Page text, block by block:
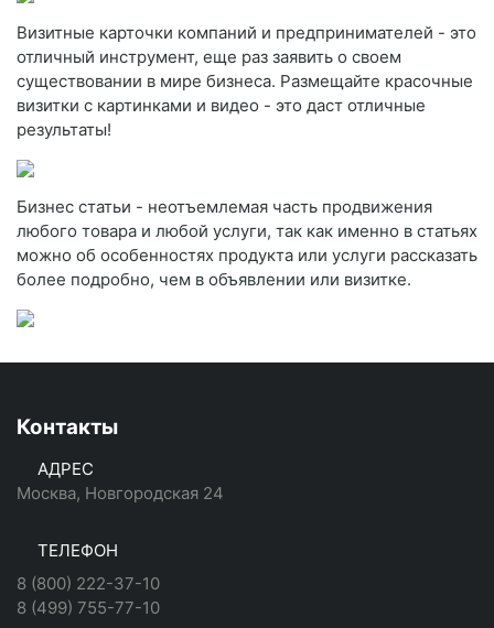
Визитные карточки компаний и предпринимателей - это
отличный инструмент, еще раз заявить о своем
существовании в мире бизнеса. Размещайте красочные
визитки с картинками и видео - это даст отличные
результаты!
Бизнес статьи - неотъемлемая часть продвижения
любого товара и любой услуги, так как именно в статьях
можно об особенностях продукта или услуги рассказать
более подробно, чем в объявлении или визитке.
Контакты
АДРЕС
Москва, Новгородская 24
ТЕЛЕФОН
8 (800) 222-37-10
8 (499) 755-77-10